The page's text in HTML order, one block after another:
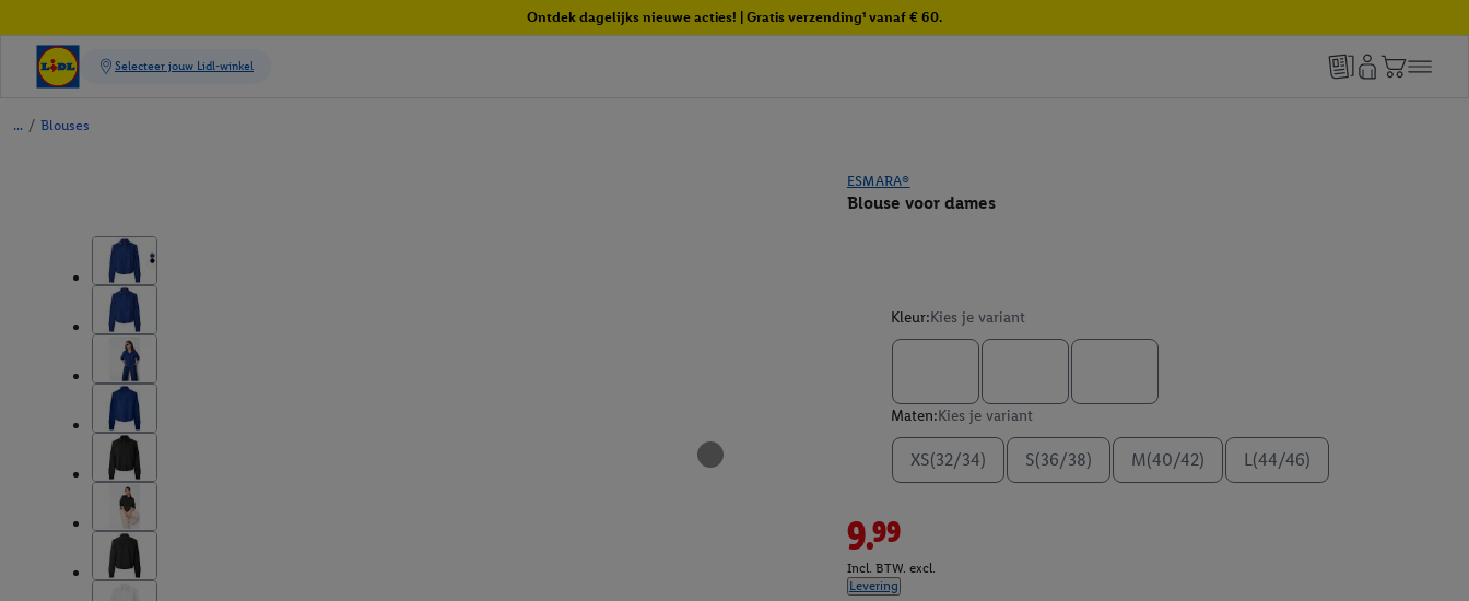
Ontdek dagelijks nieuwe acties! | Gratis verzending¹ vanaf € 60.
/ Blouses
ESMARA®
Blouse voor dames
Kleur:Kies je variant
Maten:Kies je variant
XS(32/34) S(36/38) M(40/42) L(44/46)
9.99
Incl. BTW. excl.
Levering